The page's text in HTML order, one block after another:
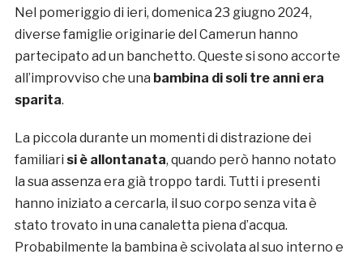
Nel pomeriggio di ieri, domenica 23 giugno 2024,
diverse famiglie originarie del Camerun hanno
partecipato ad un banchetto. Queste si sono accorte
all’improvviso che una bambina di soli tre anni era
sparita.
La piccola durante un momenti di distrazione dei
familiari si è allontanata, quando però hanno notato
la sua assenza era già troppo tardi. Tutti i presenti
hanno iniziato a cercarla, il suo corpo senza vita è
stato trovato in una canaletta piena d’acqua.
Probabilmente la bambina è scivolata al suo interno e